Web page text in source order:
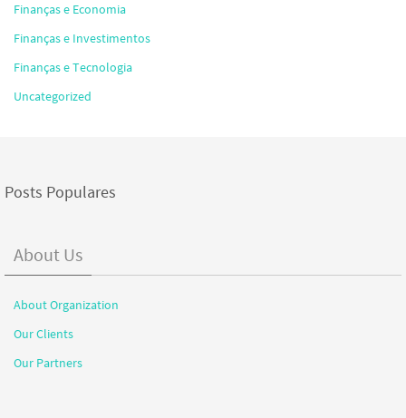
Finanças e Economia
Finanças e Investimentos
Finanças e Tecnologia
Uncategorized
Posts Populares
About Us
About Organization
Our Clients
Our Partners